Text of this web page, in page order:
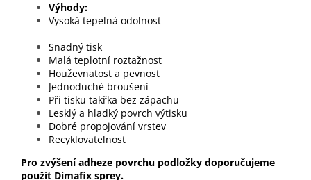
Vysoká tepelná odolnost
Snadný tisk
Malá teplotní roztažnost
Houževnatost a pevnost
Jednoduché broušení
Při tisku takřka bez zápachu
Lesklý a hladký povrch výtisku
Dobré propojování vrstev
Recyklovatelnost
Pro zvýšení adheze povrchu podložky doporučujeme
použít Dimafix sprey.